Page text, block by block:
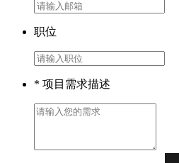
职位
* 项目需求描述